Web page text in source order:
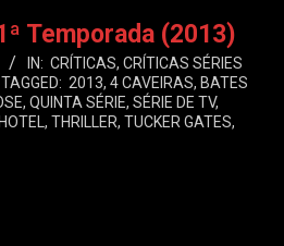
Temporada (2013)
IN: CRÍTICAS, CRÍTICAS SÉRIES
TAGGED: 2013, 4 CAVEIRAS, BATES
, QUINTA SÉRIE, SÉRIE DE TV,
, THRILLER, TUCKER GATES,